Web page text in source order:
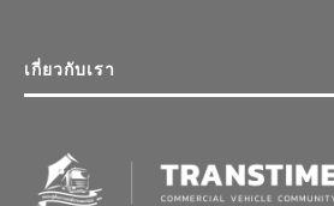
เกี่ยวกับเรา